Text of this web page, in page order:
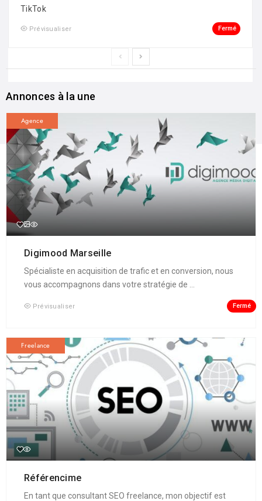
TikTok
Prévisualiser Fermé
Annonces à la une
Agence
Digimood Marseille
Spécialiste en acquisition de trafic et en conversion, nous
vous accompagnons dans votre stratégie de ...
Prévisualiser Fermé
Freelance
Référencime
En tant que consultant SEO freelance, mon objectif est